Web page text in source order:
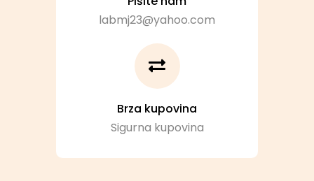
labmj23@yahoo.com
Brza kupovina
Sigurna kupovina